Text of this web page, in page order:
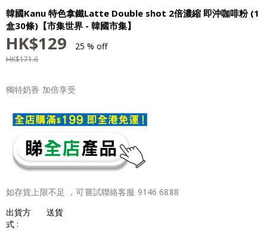
韓國Kanu 特色拿鐵Latte Double shot 2倍濃縮 即沖咖啡粉 (1
盒30條)【市集世界 - 韓國市集】
HK$129 25 % off
HK$171.6
獨特奶香 加倍享受
如存貨上限不足 ，可嘗試聯絡客服 9146 6888
出貨方
式 :
送貨